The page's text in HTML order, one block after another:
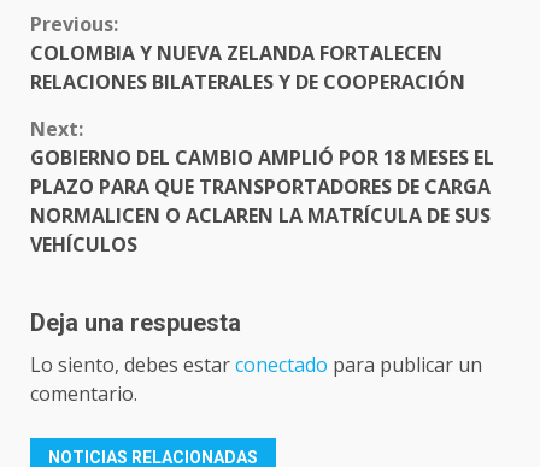
CONTINUE
READING
Previous:
COLOMBIA Y NUEVA ZELANDA FORTALECEN
RELACIONES BILATERALES Y DE COOPERACIÓN
Next:
GOBIERNO DEL CAMBIO AMPLIÓ POR 18 MESES EL
PLAZO PARA QUE TRANSPORTADORES DE CARGA
NORMALICEN O ACLAREN LA MATRÍCULA DE SUS
VEHÍCULOS
Deja una respuesta
Lo siento, debes estarconectado para publicar un
comentario.
NOTICIAS RELACIONADAS